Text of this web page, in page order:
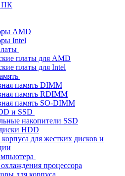
ПК
AMD
Intel
платы для AMD
платы для Intel
память DIMM
память RDIMM
память SO-DIMM
и SSD
накопители SSD
HDD
для жестких дисков и
процессора
для корпуса